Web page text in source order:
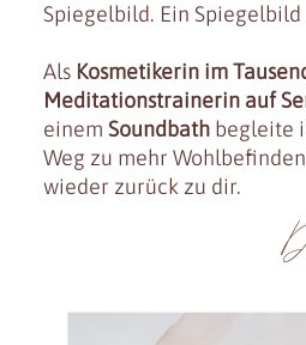
Spiegelbild. Ein Spiegelbild
Als Kosmetikerin im
Meditationstrainerin auf
einem Soundbathbegleite
Weg zu mehr
wieder zurück zu dir.